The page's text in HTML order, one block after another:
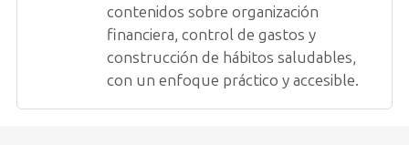
contenidos sobre organización
financiera, control de gastos y
construcción de hábitos saludables,
con un enfoque práctico y accesible.